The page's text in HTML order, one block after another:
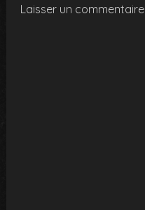
Laisser un commentaire